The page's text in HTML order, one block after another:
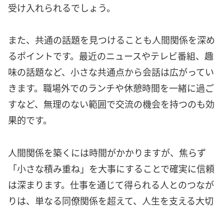
受け入れられるでしょう。
また、共通の話題を見つけることも人間関係を深め
るポイントです。最近のニュースやテレビ番組、趣
味の話題など、小さな共通点から会話は広がってい
きます。職場外でのランチや休憩時間を一緒に過ご
すなど、無理のない範囲で交流の機会を持つのも効
果的です。
人間関係を築くには時間がかかりますが、焦らず
「小さな積み重ね」を大事にすることで確実に信頼
は深まります。仕事を通じて得られる人とのつなが
りは、単なる同僚関係を超えて、人生を支える大切